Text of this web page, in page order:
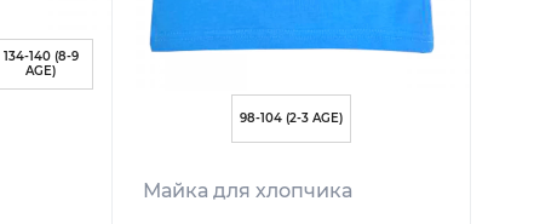
134-140 (8-9
AGE)
98-104 (2-3 AGE)
Майка для хлопчика